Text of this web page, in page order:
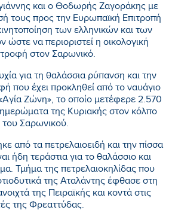
και ο Θοδωρής Ζαγοράκης με
τους προς την Ευρωπαϊκή Επιτροπή
των ελληνικών και των
να περιοριστεί η οικολογική
στον Σαρωνικό.
για τη θαλάσσια ρύπανση και την
που έχει προκληθεί από το ναυάγιο
Ζώνη», το οποίο μετέφερε 2.570
της Κυριακής στον κόλπο
του Σαρωνικού.
από τα πετρελαιοειδή και την πίσσα
ήδη τεράστια για το θαλάσσιο και
Τμήμα της πετρελαιοκηλίδας που
της Αταλάντης έφθασε στη
της Πειραϊκής και κοντά στις
της Φρεαττύδας.